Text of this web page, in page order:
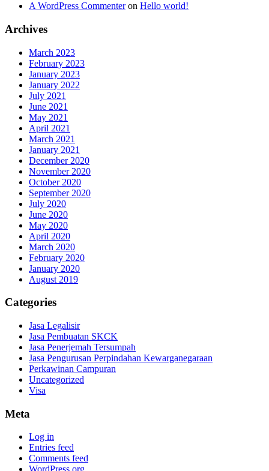
A WordPress Commenteron Hello world!
Archives
March 2023
February 2023
January 2023
January 2022
July 2021
June 2021
May 2021
April 2021
March 2021
January 2021
December 2020
November 2020
October 2020
September 2020
July 2020
June 2020
May 2020
April 2020
March 2020
February 2020
January 2020
August 2019
Categories
Jasa Legalisir
Jasa Pembuatan SKCK
Jasa Penerjemah Tersumpah
Jasa Pengurusan Perpindahan Kewarganegaraan
Perkawinan Campuran
Uncategorized
Visa
Meta
Log in
Entries feed
Comments feed